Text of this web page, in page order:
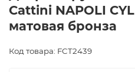
Cattini NAPOLI
матовая бронза
Код товара: FCT2439